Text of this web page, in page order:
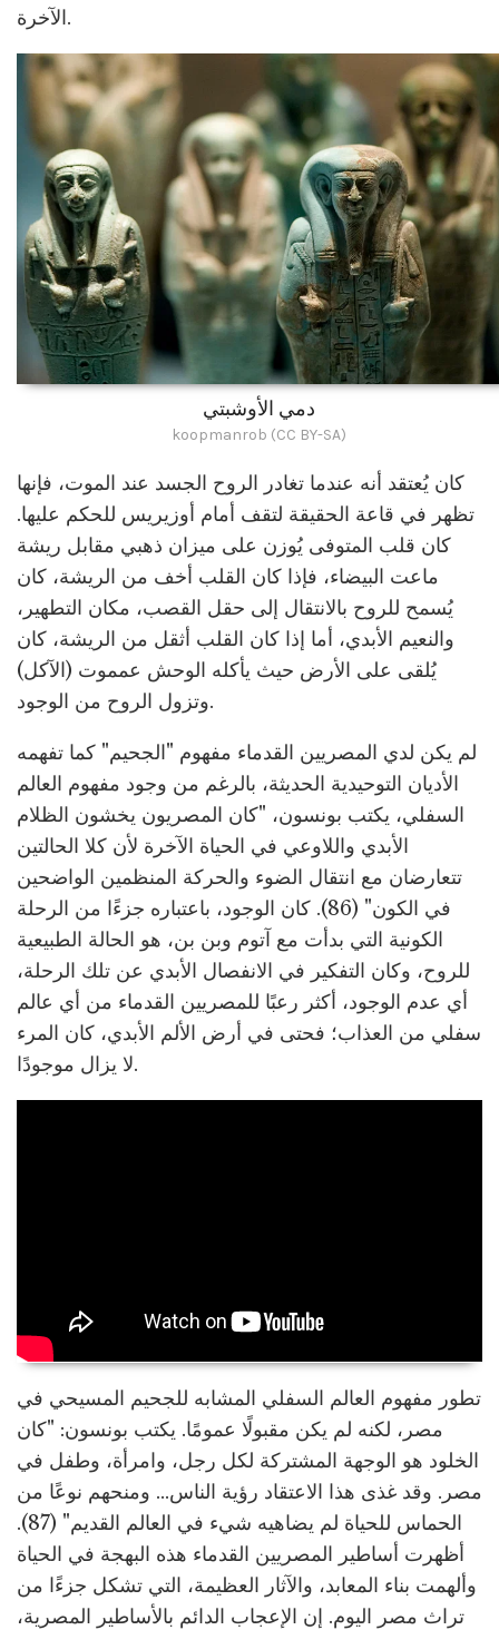
الآخرة.
دمي الأوشبتي
koopmanrob (CC BY-SA)
كان يُعتقد أنه عندما تغادر الروح الجسد عند الموت، فإنها
تظهر في قاعة الحقيقة لتقف أمام أوزيريس للحكم عليها.
كان قلب المتوفى يُوزن على ميزان ذهبي مقابل ريشة
ماعت البيضاء، فإذا كان القلب أخف من الريشة، كان
يُسمح للروح بالانتقال إلى حقل القصب، مكان التطهير،
والنعيم الأبدي، أما إذا كان القلب أثقل من الريشة، كان
يُلقى على الأرض حيث يأكله الوحش عمموت (الآكل)
وتزول الروح من الوجود.
لم يكن لدي المصريين القدماء مفهوم "الجحيم" كما تفهمه
الأديان التوحيدية الحديثة، بالرغم من وجود مفهوم العالم
السفلي، يكتب بونسون، "كان المصريون يخشون الظلام
الأبدي واللاوعي في الحياة الآخرة لأن كلا الحالتين
تتعارضان مع انتقال الضوء والحركة المنظمين الواضحين
في الكون" (86). كان الوجود، باعتباره جزءًا من الرحلة
الكونية التي بدأت مع آتوم وبن بن، هو الحالة الطبيعية
للروح، وكان التفكير في الانفصال الأبدي عن تلك الرحلة،
أي عدم الوجود، أكثر رعبًا للمصريين القدماء من أي عالم
سفلي من العذاب؛ فحتى في أرض الألم الأبدي، كان المرء
لا يزال موجودًا.
تطور مفهوم العالم السفلي المشابه للجحيم المسيحي في
مصر، لكنه لم يكن مقبولًا عمومًا. يكتب بونسون: "كان
الخلود هو الوجهة المشتركة لكل رجل، وامرأة، وطفل في
مصر. وقد غذى هذا الاعتقاد رؤية الناس... ومنحهم نوعًا من
الحماس للحياة لم يضاهيه شيء في العالم القديم" (87).
أظهرت أساطير المصريين القدماء هذه البهجة في الحياة
وألهمت بناء المعابد، والآثار العظيمة، التي تشكل جزءًا من
تراث مصر اليوم. إن الإعجاب الدائم بالأساطير المصرية،